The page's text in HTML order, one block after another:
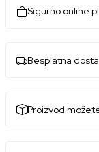
Sigurno online
Besplatna
Proizvod